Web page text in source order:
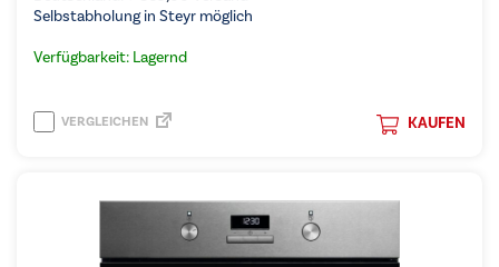
Selbstabholung in Steyr möglich
Verfügbarkeit: Lagernd
KAUFEN
VERGLEICHEN